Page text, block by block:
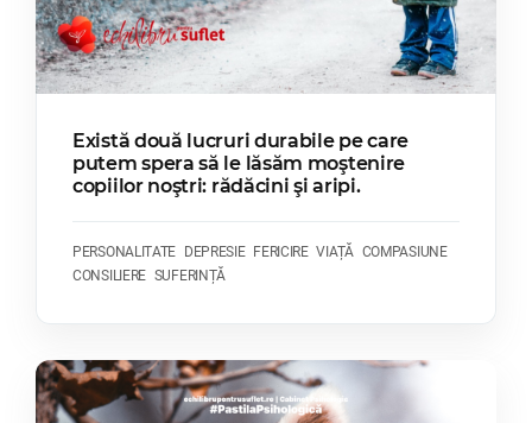
Există două lucruri durabile pe care
putem spera să le lăsăm moştenire
copiilor noştri: rădăcini şi aripi.
PERSONALITATE DEPRESIE FERICIRE VIAȚĂ COMPASIUNE
CONSILIERE SUFERINȚĂ